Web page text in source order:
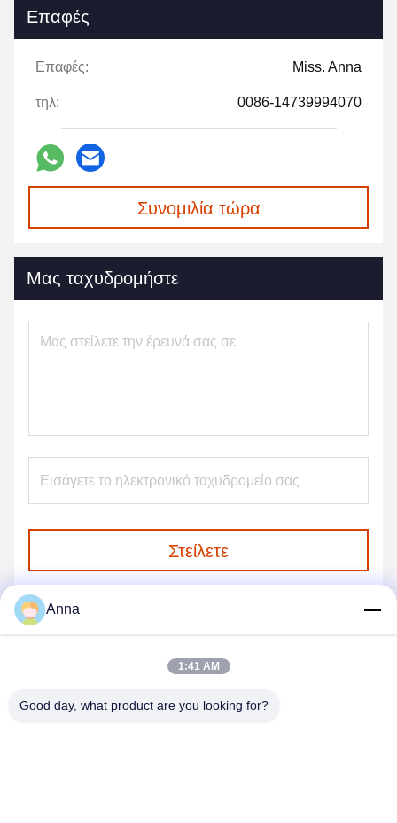
Επαφές
Επαφές: Miss. Anna
τηλ: 0086-14739994070
Συνομιλία τώρα
Μας ταχυδρομήστε
Στείλετε
Anna
1:41 AM
Good day, what product are you looking for?